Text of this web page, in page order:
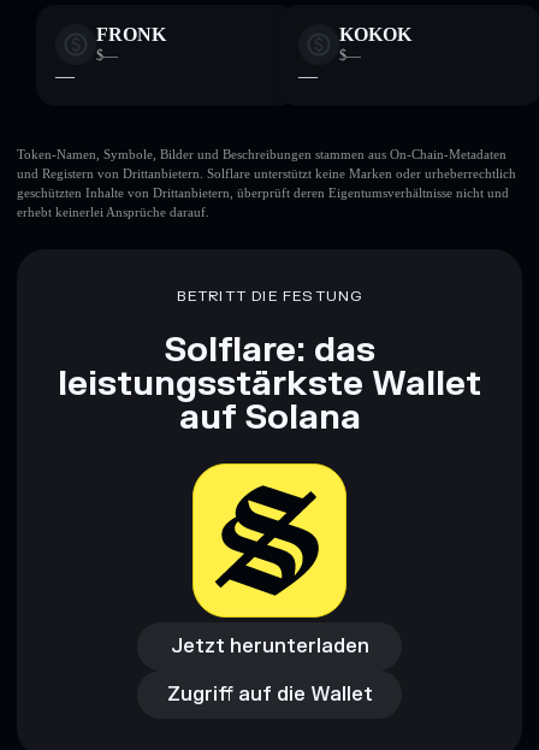
FRONK
$—
—
KOKOK
$—
—
Token-Namen, Symbole, Bilder und Beschreibungen stammen aus On-Chain-Metadaten
und Registern von Drittanbietern. Solflare unterstützt keine Marken oder urheberrechtlich
geschützten Inhalte von Drittanbietern, überprüft deren Eigentumsverhältnisse nicht und
erhebt keinerlei Ansprüche darauf.
BETRITT DIE FESTUNG
Solflare: das
leistungsstärkste Wallet
auf Solana
Jetzt herunterladen
Jetzt herunterladen
Zugriff auf die Wallet
Zugriff auf die Wallet